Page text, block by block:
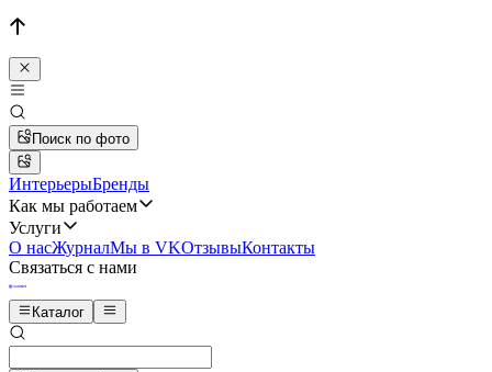
Поиск по фото
ИнтерьерыБренды
Как мы работаем
Услуги
О насЖурналМы в VKОтзывыКонтакты
Связаться с нами
Каталог